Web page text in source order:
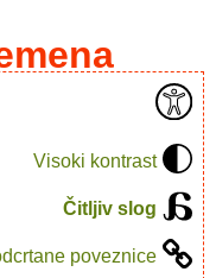
Visoki kontrast
Čitljiv slog
poveznice